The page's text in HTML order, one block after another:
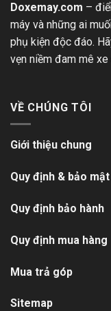
Doxemay.com –
máy và những ai
phụ kiện độc đáo.
vẹn niềm đam mê xe
VỀ CHÚNG TÔI
Giới thiệu chung
Quy định & bảo mật
Quy định bảo hành
Quy định mua hàng
Mua trả góp
Sitemap